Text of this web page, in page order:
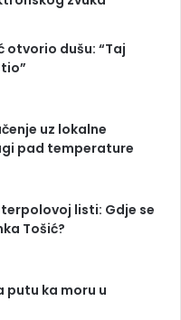
otvorio dušu: “Taj
uz lokalne
pad temperature
listi: Gdje se
Tošić?
putu ka moru u